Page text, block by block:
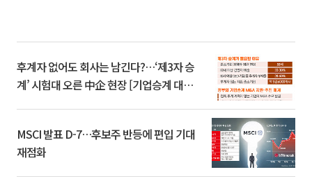
후계자 없어도 회사는 남긴다?…‘제3자 승
계’ 시험대 오른 中企 현장 [기업승계 대전
MSCI 발표 D-7…후보주 반등에 편입 기대
재점화